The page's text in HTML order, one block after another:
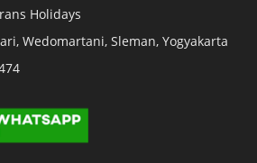
Holidays
Wedomartani, Sleman, Yogyakarta